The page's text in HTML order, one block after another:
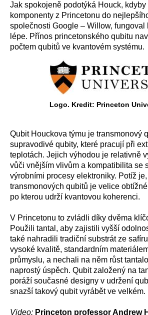
Jak spokojeně podotýká Houck,
komponenty z Princetonu do
společnosti Google – Willow, fungoval
lépe. Přínos princetonského qubitu
počtem qubitů ve kvantovém systému.
Logo. Kredit: Princeton
Qubit Houckova týmu je transmonový
supravodivé qubity, které pracují při
teplotách. Jejich výhodou je relativně
vůči vnějším vlivům a kompatibilita se
výrobními procesy elektroniky. Potíž je,
transmonových qubitů je velice
po kterou udrží kvantovou koherenci.
V Princetonu to zvládli díky dvěma
Použili tantal, aby zajistili vyšší
také nahradili tradiční substrát ze
vysoké kvalitě, standardním
průmyslu, a nechali na něm růst
naprostý úspěch. Qubit založený na
poráží současné designy v udržení
snazší takový qubit vyrábět ve velkém.
Video: Princeton professor Andrew